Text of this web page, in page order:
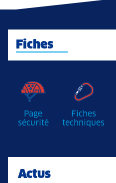
Fiches
Page
sécurité
Fiches
techniques
Actus